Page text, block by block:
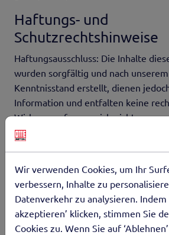
Haftungs- und
Schutzrechtshinweise
Haftungsausschluss: Die Inhalte
wurden sorgfältig und nach
Kenntnisstand erstellt, dienen
Information und entfalten keine
Wirkung, sofern es sich nicht um
verpflichtende Informationen (z. B.
uns vor, die Inhalte vollständig oder
oder zu löschen, soweit vertragliche
unberührt bleiben. Alle Angebote
unverbindlich.
Wir verwenden Cookies, um Ihr
verbessern, Inhalte zu
Datenverkehr zu analysieren. Indem
akzeptieren’ klicken, stimmen Sie
Cookies zu. Wenn Sie auf